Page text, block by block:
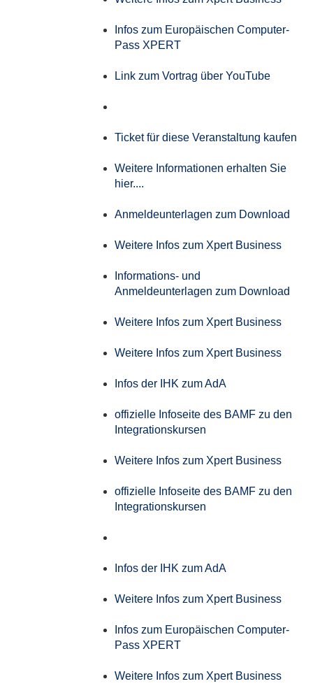
Infos zum Europäischen Computer-
Pass XPERT
Link zum Vortrag über YouTube
Ticket für diese Veranstaltung kaufen
Weitere Informationen erhalten Sie
hier....
Anmeldeunterlagen zum Download
Weitere Infos zum Xpert Business
Informations- und
Anmeldeunterlagen zum Download
Weitere Infos zum Xpert Business
Weitere Infos zum Xpert Business
Infos der IHK zum AdA
offizielle Infoseite des BAMF zu den
Integrationskursen
Weitere Infos zum Xpert Business
offizielle Infoseite des BAMF zu den
Integrationskursen
Infos der IHK zum AdA
Weitere Infos zum Xpert Business
Infos zum Europäischen Computer-
Pass XPERT
Weitere Infos zum Xpert Business